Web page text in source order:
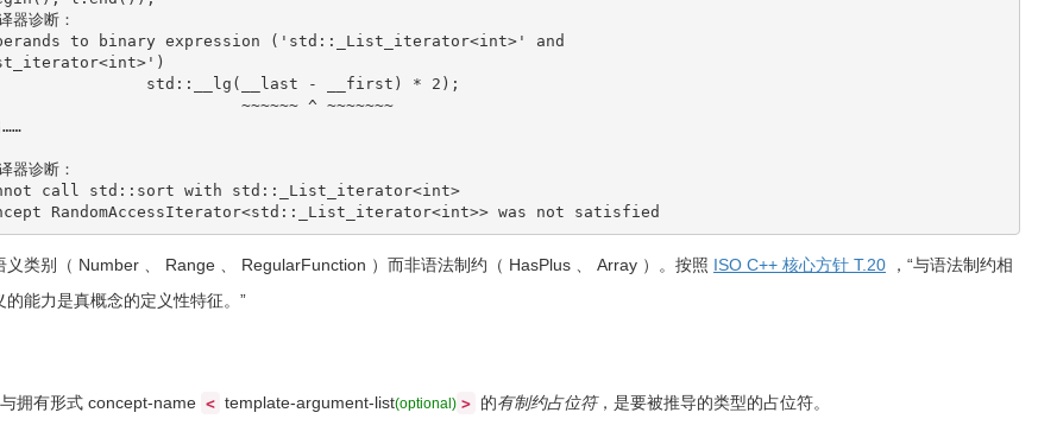
器诊断：
to binary expression ('std::_List_iterator<int>' and
std::__lg(__last - __first) * 2);
~~~~~~ ^ ~~~~~~~
器诊断：
call std::sort with std::_List_iterator<int>
RandomAccessIterator<std::_List_iterator<int>> was not satisfied
义类别（ Number 、 Range 、 RegularFunction ）而非语法制约（ HasPlus 、 Array ）。按照 ISO C++ 核心方针 T.20 ，“与语法制约相
的能力是真概念的定义性特征。”
与拥有形式 concept-name < template-argument-list(optional) > 的有制约占位符，是要被推导的类型的占位符。